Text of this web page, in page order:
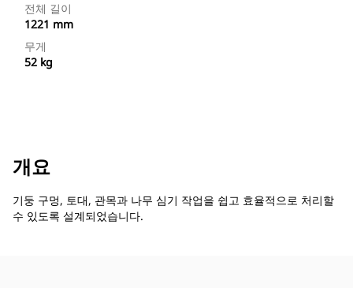
전체 길이
1221 mm
무게
52 kg
개요
기둥 구멍, 토대, 관목과 나무 심기 작업을 쉽고 효율적으로 처리할
수 있도록 설계되었습니다.